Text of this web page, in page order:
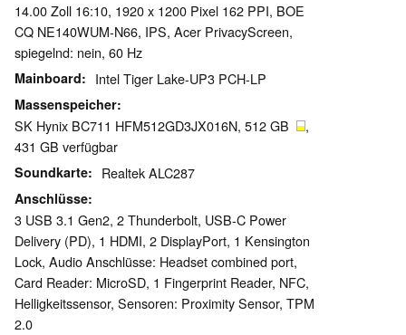
14.00 Zoll 16:10, 1920 x 1200 Pixel 162 PPI, BOE
CQ NE140WUM-N66, IPS, Acer PrivacyScreen,
spiegelnd: nein, 60 Hz
Mainboard Intel Tiger Lake-UP3 PCH-LP
Massenspeicher
SK Hynix BC711 HFM512GD3JX016N, 512 GB
,
431 GB verfügbar
Soundkarte Realtek ALC287
Anschlüsse
3 USB 3.1 Gen2, 2 Thunderbolt, USB-C Power
Delivery (PD), 1 HDMI, 2 DisplayPort, 1 Kensington
Lock, Audio Anschlüsse: Headset combined port,
Card Reader: MicroSD, 1 Fingerprint Reader, NFC,
Helligkeitssensor, Sensoren: Proximity Sensor, TPM
2.0